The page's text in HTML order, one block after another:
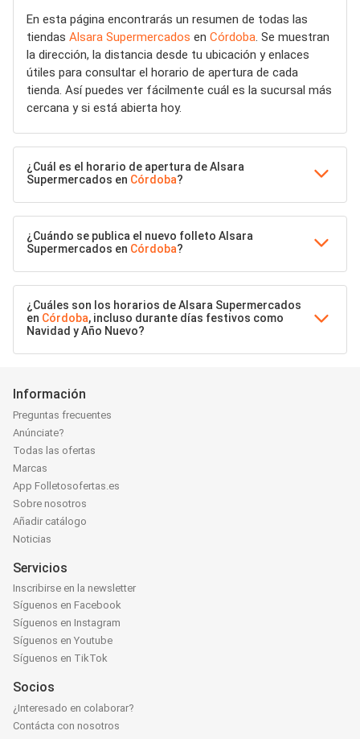
En esta página encontrarás un resumen de todas las
tiendas Alsara Supermercados en Córdoba. Se muestran
la dirección, la distancia desde tu ubicación y enlaces
útiles para consultar el horario de apertura de cada
tienda. Así puedes ver fácilmente cuál es la sucursal más
cercana y si está abierta hoy.
¿Cuál es el horario de apertura de Alsara
Supermercados en Córdoba?
¿Cuándo se publica el nuevo folleto Alsara
Supermercados en Córdoba?
¿Cuáles son los horarios de Alsara Supermercados
en Córdoba, incluso durante días festivos como
Navidad y Año Nuevo?
Información
Preguntas frecuentes
Anúnciate?
Todas las ofertas
Marcas
App Folletosofertas.es
Sobre nosotros
Añadir catálogo
Noticias
Servicios
Inscribirse en la newsletter
Síguenos en Facebook
Síguenos en Instagram
Síguenos en Youtube
Síguenos en TikTok
Socios
¿Interesado en colaborar?
Contácta con nosotros